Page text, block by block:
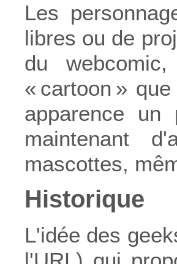
Les
libres ou de
du
« cartoon »
apparence
maintenant
mascottes,
Historique
L'idée des